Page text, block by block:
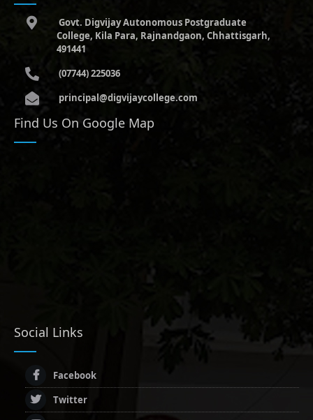
Govt. Digvijay Autonomous Postgraduate
College, Kila Para, Rajnandgaon, Chhattisgarh,
491441
(07744) 225036
principal@digvijaycollege.com
Find Us On Google Map
Social Links
Facebook
Twitter